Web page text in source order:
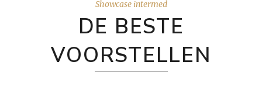
Showcase intermed
DE BESTE
VOORSTELLEN